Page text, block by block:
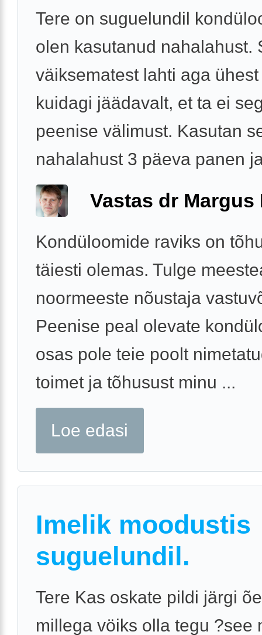
Tere on suguelundil
olen kasutanud nahalahust.
väiksematest lahti aga
kuidagi jäädavalt, et ta ei
peenise välimust. Kasutan
nahalahust 3 päeva panen
Vastas dr Margus
Kondüloomide raviks on
täiesti olemas. Tulge
noormeeste nõustaja
Peenise peal olevate
osas pole teie poolt
toimet ja tõhusust minu ...
Loe edasi
Imelik moodustis
suguelundil.
Tere Kas oskate pildi järgi
millega vöiks olla tegu ?see